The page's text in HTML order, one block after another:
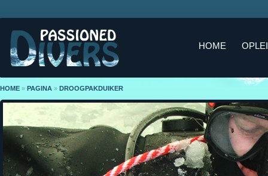
HOME
HOME » PAGINA » DROOGPAKDUIKER